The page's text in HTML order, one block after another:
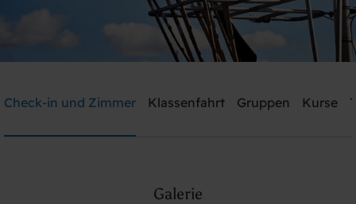
Brauchen Sie Hilfe? rufen Sie: +45 2239 4183
Check-in und Zimmer Klassenfahrt Gruppen Kurse
Galerie